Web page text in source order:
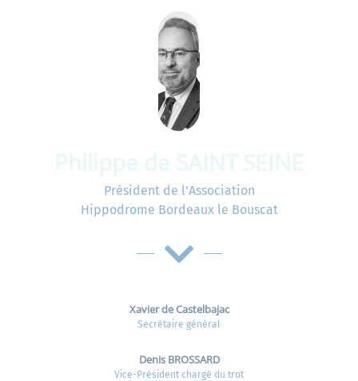
Président de l'Association
Hippodrome Bordeaux le Bouscat
Xavier de Castelbajac
Secrétaire général
Denis BROSSARD
Vice-Président chargé du trot